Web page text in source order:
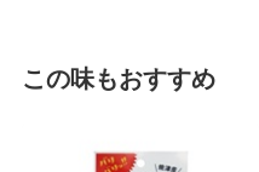
この味もおすすめ